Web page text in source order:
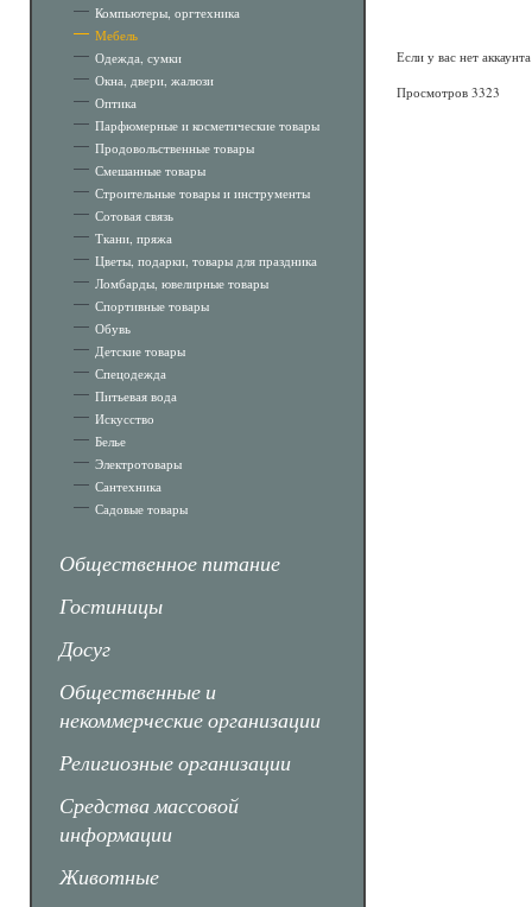
Компьютеры, оргтехника
Мебель
Одежда, сумки
Окна, двери, жалюзи
Оптика
Парфюмерные и косметические товары
Продовольственные товары
Смешанные товары
Строительные товары и инструменты
Сотовая связь
Ткани, пряжа
Цветы, подарки, товары для праздника
Ломбарды, ювелирные товары
Спортивные товары
Обувь
Детские товары
Спецодежда
Питьевая вода
Искусство
Белье
Электротовары
Сантехника
Садовые товары
Общественное питание
Гостиницы
Досуг
Общественные и
некоммерческие организации
Религиозные организации
Средства массовой
информации
Животные
Если у вас нет
Просмотров 3323